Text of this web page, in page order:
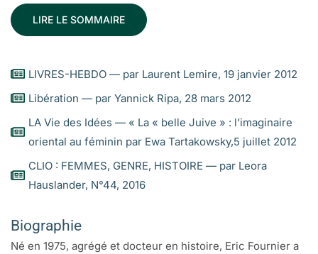
LIRE LE SOMMAIRE
LIVRES-HEBDO — par Laurent Lemire, 19 janvier 2012
Libération — par Yannick Ripa, 28 mars 2012
LA Vie des Idées — « La « belle Juive » : l’imaginaire
oriental au féminin par Ewa Tartakowsky,5 juillet 2012
CLIO : FEMMES, GENRE, HISTOIRE — par Leora
Hauslander, N°44, 2016
Biographie
Né en 1975, agrégé et docteur en histoire, Eric Fournier a